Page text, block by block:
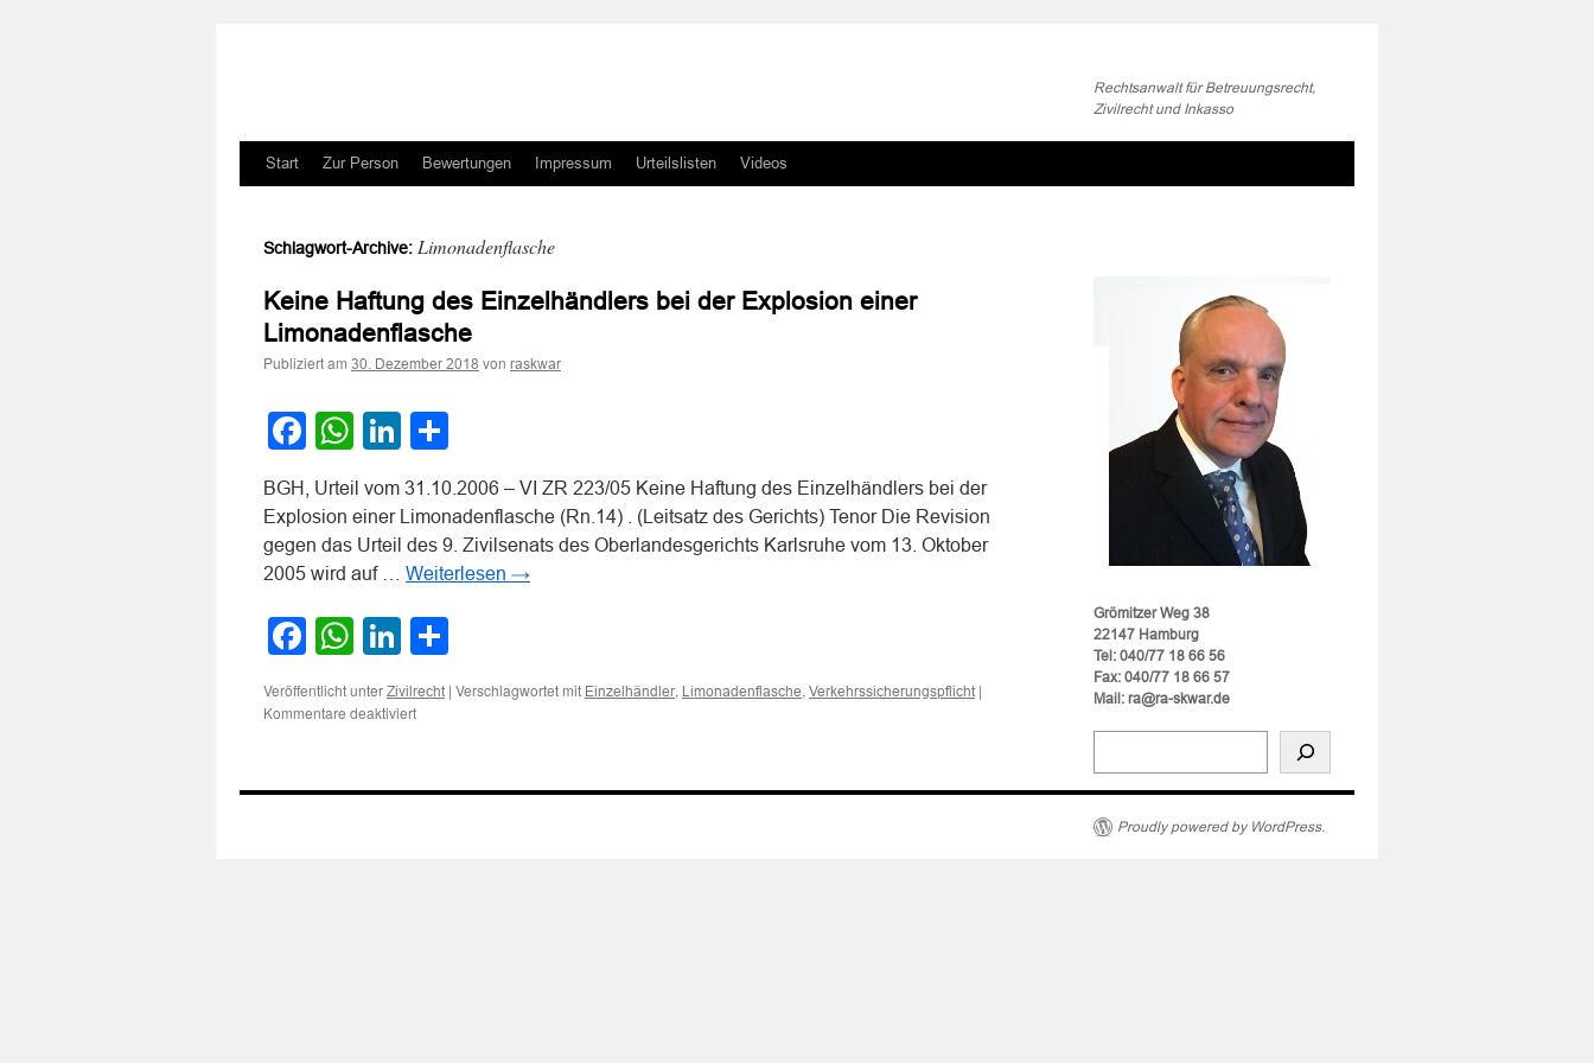
Rechtsanwalt für Betreuungsrecht,
Zivilrecht und Inkasso
Zum
springen
Start Zur Person Bewertungen Impressum Urteilslisten Videos
Schlagwort-Archive: Limonadenflasche
Keine Haftung des Einzelhändlers bei der Explosion einer
Limonadenflasche
Publiziert am 30. Dezember 2018 von raskwar
Facebook
WhatsApp
LinkedIn
BGH, Urteil vom 31.10.2006 – VI ZR 223/05 Keine Haftung des Einzelhändlers bei der
Explosion einer Limonadenflasche (Rn.14) . (Leitsatz des Gerichts) Tenor Die Revision
gegen das Urteil des 9. Zivilsenats des Oberlandesgerichts Karlsruhe vom 13. Oktober
2005 wird auf … Weiterlesen →
Facebook
WhatsApp
LinkedIn
Veröffentlicht unter Zivilrecht | Verschlagwortet mit Einzelhändler, Limonadenflasche, Verkehrssicherungspflicht |
Kommentare deaktiviertfür
Einzelhändlers
Grömitzer Weg 38
22147 Hamburg
Tel: 040/77 18 66 56
Fax: 040/77 18 66 57
Mail: ra@ra-skwar.de
Proudly powered by WordPress.